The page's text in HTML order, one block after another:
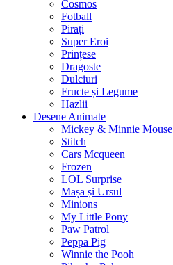
Cosmos
Fotball
Pirați
Super Eroi
Prințese
Dragoste
Dulciuri
Fructe și Legume
Hazlii
Desene Animate
Mickey & Minnie Mouse
Stitch
Cars Mcqueen
Frozen
LOL Surprise
Mașa și Ursul
Minions
My Little Pony
Paw Patrol
Peppa Pig
Winnie the Pooh